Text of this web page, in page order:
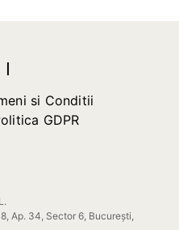
pagina
si Conditii
GDPR
Ap. 34, Sector 6, București,